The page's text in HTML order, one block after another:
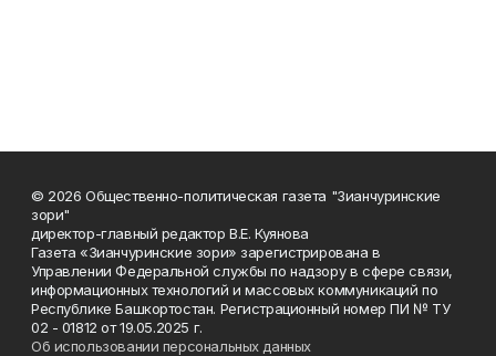
© 2026 Общественно-политическая газета "Зианчуринские
зори"
директор-главный редактор В.Е. Куянова
Газета «Зианчуринские зори» зарегистрирована в
Управлении Федеральной службы по надзору в сфере связи,
информационных технологий и массовых коммуникаций по
Республике Башкортостан. Регистрационный номер ПИ № ТУ
02 - 01812 от 19.05.2025 г.
Об использовании персональных данных